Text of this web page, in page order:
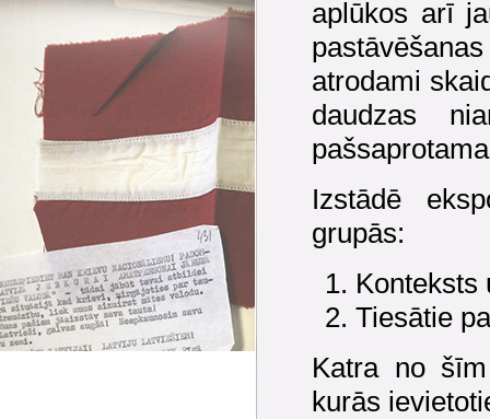
aplūkos arī
atrodami
daudzas
Izstādē
grupās:
Konteksts
Tiesātie
Katra no
kurās